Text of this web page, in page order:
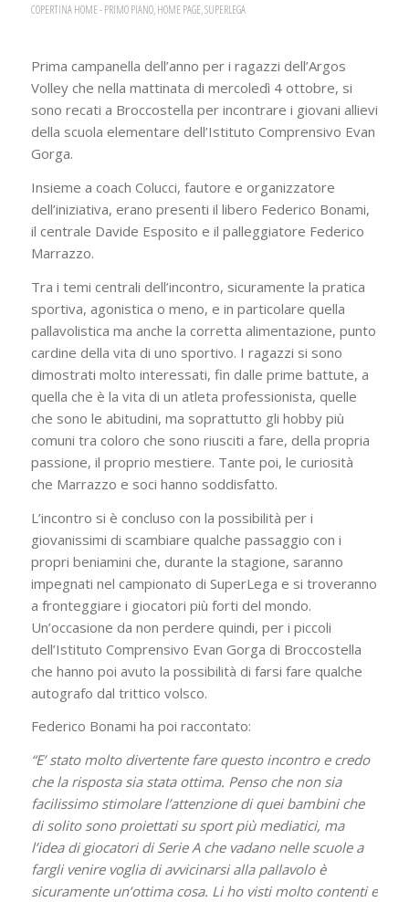
COPERTINA HOME - PRIMO PIANO,HOME PAGE,SUPERLEGA
Prima campanella dell’anno per i ragazzi dell’Argos
Volley che nella mattinata di mercoledì 4 ottobre, si
sono recati a Broccostella per incontrare i giovani allievi
della scuola elementare dell’Istituto Comprensivo Evan
Gorga.
Insieme a coach Colucci, fautore e organizzatore
dell’iniziativa, erano presenti il libero Federico Bonami,
il centrale Davide Esposito e il palleggiatore Federico
Marrazzo.
Tra i temi centrali dell’incontro, sicuramente la pratica
sportiva, agonistica o meno, e in particolare quella
pallavolistica ma anche la corretta alimentazione, punto
cardine della vita di uno sportivo. I ragazzi si sono
dimostrati molto interessati, fin dalle prime battute, a
quella che è la vita di un atleta professionista, quelle
che sono le abitudini, ma soprattutto gli hobby più
comuni tra coloro che sono riusciti a fare, della propria
passione, il proprio mestiere. Tante poi, le curiosità
che Marrazzo e soci hanno soddisfatto.
L’incontro si è concluso con la possibilità per i
giovanissimi di scambiare qualche passaggio con i
propri beniamini che, durante la stagione, saranno
impegnati nel campionato di SuperLega e si troveranno
a fronteggiare i giocatori più forti del mondo.
Un’occasione da non perdere quindi, per i piccoli
dell’Istituto Comprensivo Evan Gorga di Broccostella
che hanno poi avuto la possibilità di farsi fare qualche
autografo dal trittico volsco.
Federico Bonami ha poi raccontato:
“E’ stato molto divertente fare questo incontro e credo
che la risposta sia stata ottima. Penso che non sia
facilissimo stimolare l’attenzione di quei bambini che
di solito sono proiettati su sport più mediatici, ma
l’idea di giocatori di Serie A che vadano nelle scuole a
fargli venire voglia di avvicinarsi alla pallavolo è
sicuramente un’ottima cosa. Li ho visti molto contenti e